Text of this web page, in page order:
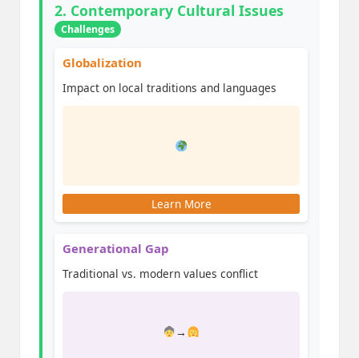
2. Contemporary Cultural Issues
Challenges
Globalization
Impact on local traditions and languages
Learn More
Generational Gap
Traditional vs. modern values conflict
→